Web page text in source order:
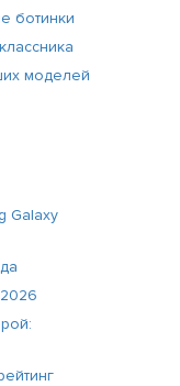
ботинки
моделей
Galaxy